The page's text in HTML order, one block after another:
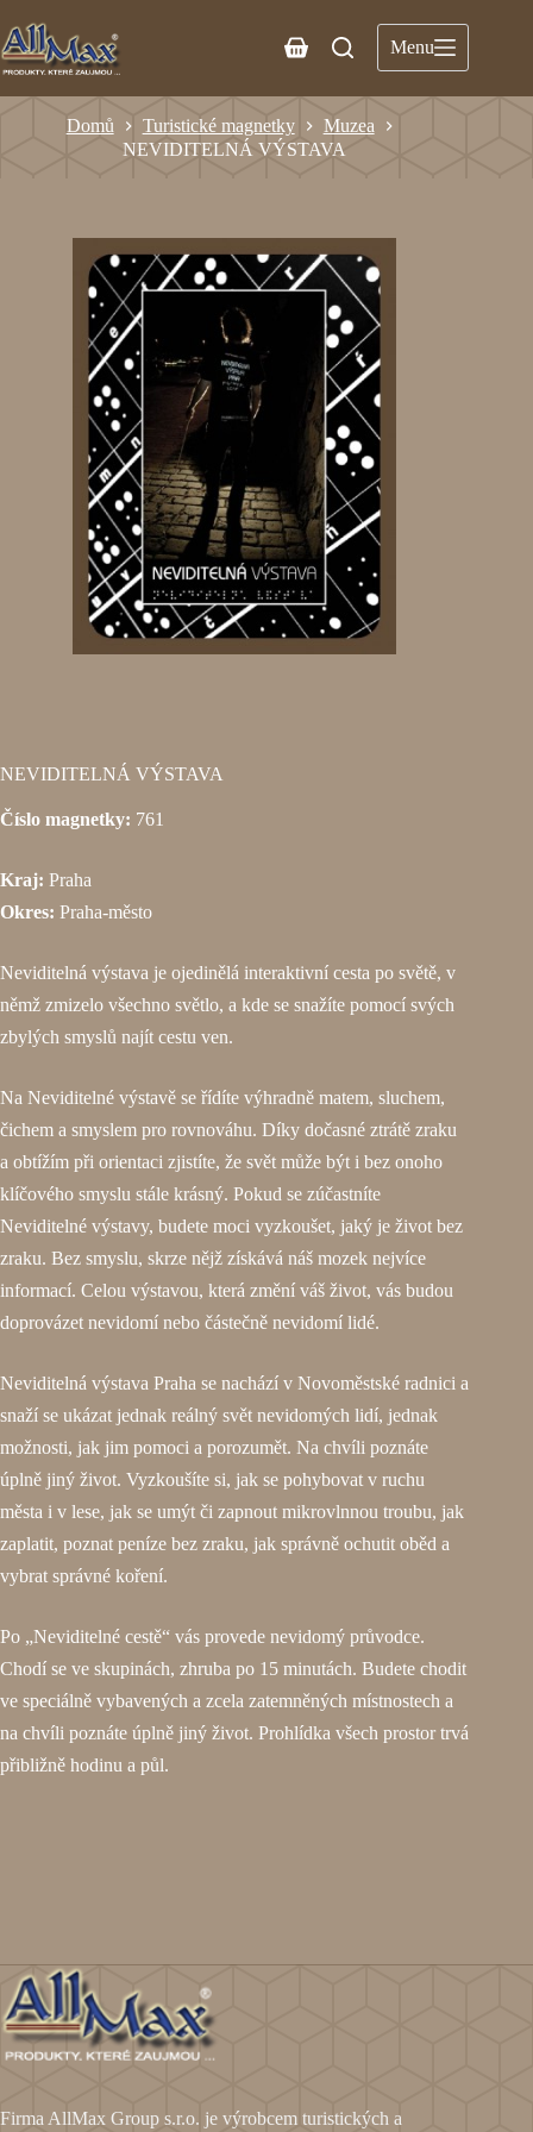
Menu
Domů Turistické magnetky
Muzea
NEVIDITELNÁ VÝSTAVA
NEVIDITELNÁ VÝSTAVA
Číslo magnetky: 761
Kraj: Praha
Okres: Praha-město
Neviditelná výstava je ojedinělá interaktivní cesta po světě, v
němž zmizelo všechno světlo, a kde se snažíte pomocí svých
zbylých smyslů najít cestu ven.
Na Neviditelné výstavě se řídíte výhradně matem, sluchem,
čichem a smyslem pro rovnováhu. Díky dočasné ztrátě zraku
a obtížím při orientaci zjistíte, že svět může být i bez onoho
klíčového smyslu stále krásný. Pokud se zúčastníte
Neviditelné výstavy, budete moci vyzkoušet, jaký je život bez
zraku. Bez smyslu, skrze nějž získává náš mozek nejvíce
informací. Celou výstavou, která změní váš život, vás budou
doprovázet nevidomí nebo částečně nevidomí lidé.
Neviditelná výstava Praha se nachází v Novoměstské radnici a
snaží se ukázat jednak reálný svět nevidomých lidí, jednak
možnosti, jak jim pomoci a porozumět. Na chvíli poznáte
úplně jiný život. Vyzkoušíte si, jak se pohybovat v ruchu
města i v lese, jak se umýt či zapnout mikrovlnnou troubu, jak
zaplatit, poznat peníze bez zraku, jak správně ochutit oběd a
vybrat správné koření.
Po „Neviditelné cestě“ vás provede nevidomý průvodce.
Chodí se ve skupinách, zhruba po 15 minutách. Budete chodit
ve speciálně vybavených a zcela zatemněných místnostech a
na chvíli poznáte úplně jiný život. Prohlídka všech prostor trvá
přibližně hodinu a půl.
Firma AllMax Group s.r.o. je výrobcem turistických a